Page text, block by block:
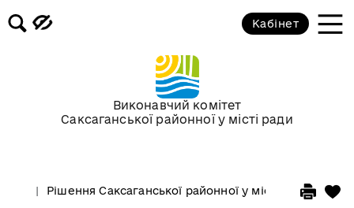
Виконавчий комітет
Саксаганської районної у місті ради
Кабінет
Рішення Саксаганської районної у місті ради
Сесії у 2012 році